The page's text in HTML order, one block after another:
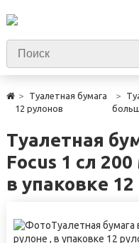
Туалетная бумага
12 рулонов
Туалетная
Focus 1 сл
в упаковке